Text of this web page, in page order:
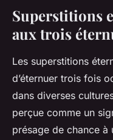
Superstitions
aux trois
Les superstitions
d’éternuer trois fois
dans diverses
perçue comme un
présage de chance à